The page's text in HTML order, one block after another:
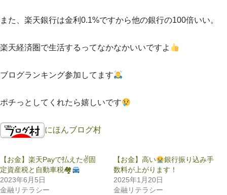
また、楽天銀行は金利0.1%ですから他の銀行の100倍いい。
楽天経済圏で生活するってなかなかいいですよ
ブログランキング参加してます
ポチっとしてくれたら嬉しいです
にほんブログ村
【お金】楽天Payで払えた✌固
定資産税と自動車税🏘
2023年6月5日
金融リテラシー
【お金】高い
銀行振り込み手
数料が上がります！
2025年1月20日
金融リテラシー